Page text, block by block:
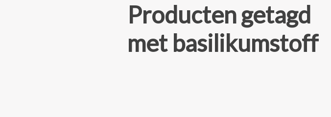
Producten getagd
met basilikumstoff